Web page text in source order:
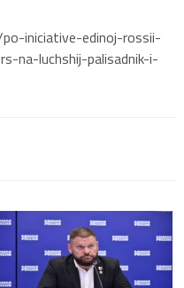
iniciative-edinoj-rossii-
na-luchshij-palisadnik-i-